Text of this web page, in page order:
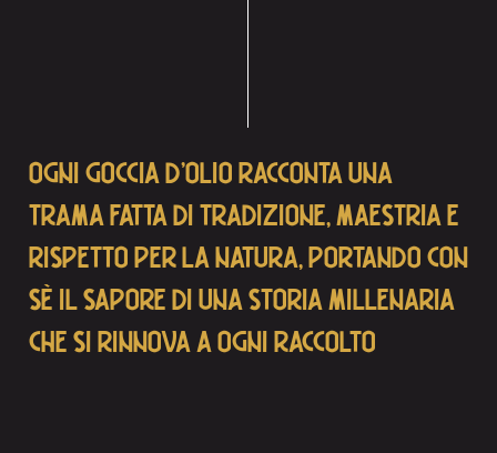
OGNI GOCCIA D’OLIO RACCONTA UNA
TRAMA FATTA DI TRADIZIONE, MAESTRIA E
RISPETTO PER LA NATURA, PORTANDO CON
SÈ IL SAPORE DI UNA STORIA MILLENARIA
CHE SI RINNOVA A OGNI RACCOLTO